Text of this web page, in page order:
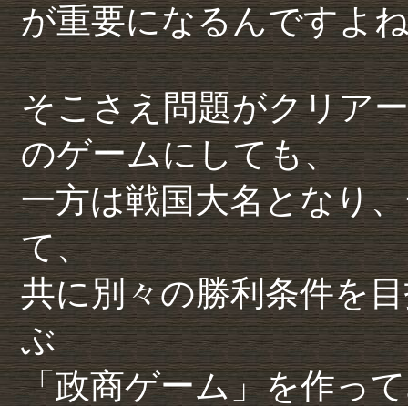
が重要になるんですよ
そこさえ問題がクリア
のゲームにしても、
一方は戦国大名となり
て、
共に別々の勝利条件を
ぶ
「政商ゲーム」を作っ